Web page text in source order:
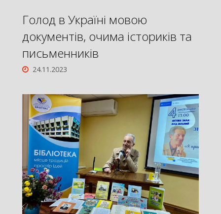
Голод в Україні мовою
документів, очима істориків та
письменників
24.11.2023